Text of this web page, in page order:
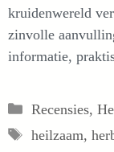
kruidenwereld
zinvolle
informatie,
Categorieën
Recensies,
Tags
heilzaam,